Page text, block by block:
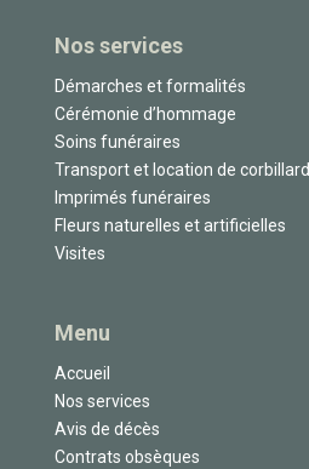
Nos services
Démarches et formalités
Cérémonie d’hommage
Soins funéraires
Transport et location de corbillard
Imprimés funéraires
Fleurs naturelles et artificielles
Visites
Menu
Accueil
Nos services
Avis de décès
Contrats obsèques